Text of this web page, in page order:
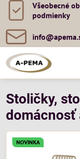
Všeobecné
podmienky
Stoličky,
domácnosť
NOVINKA